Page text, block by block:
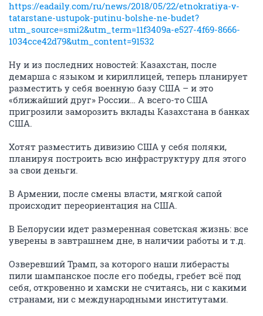
https://eadaily.com/ru/news/2018/05/22/etnokratiya-v-
tatarstane-ustupok-putinu-bolshe-ne-budet?
utm_source=smi2&utm_term=11f3409a-e527-4f69-8666-
1034cce42d79&utm_content=91532
Ну и из последних новостей: Казахстан, после
демарша с языком и кириллицей, теперь планирует
разместить у себя военную базу США – и это
«ближайший друг» России… А всего-то США
пригрозили заморозить вклады Казахстана в банках
США.
Хотят разместить дивизию США у себя поляки,
планируя построить всю инфраструктуру для этого
за свои деньги.
В Армении, после смены власти, мягкой сапой
происходит переориентация на США.
В Белорусии идет размеренная советская жизнь: все
уверены в завтрашнем дне, в наличии работы и т.д.
Озверевший Трамп, за которого наши либерасты
пили шампанское после его победы, гребет всё под
себя, откровенно и хамски не считаясь, ни с какими
странами, ни с международными институтами.